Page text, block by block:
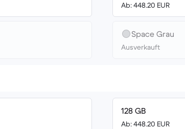
Ab: 448.20 EUR
Space Grau
Ausverkauft
128 GB
Ab: 448.20 EUR